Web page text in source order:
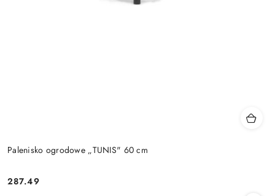
Palenisko ogrodowe „TUNIS" 60 cm
Cena:
287.49